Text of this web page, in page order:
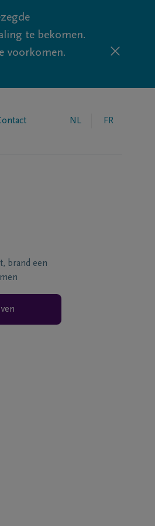
te bekomen.
voorkomen.
NL FR
brand een